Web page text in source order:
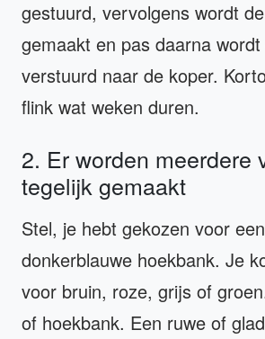
gestuurd, vervolgens wordt
gemaakt en pas daarna
verstuurd naar de koper.
flink wat weken duren.
2. Er worden meerdere
tegelijk gemaakt
Stel, je hebt gekozen voor
donkerblauwe hoekbank. Je
voor bruin, roze, grijs of
of hoekbank. Een ruwe of